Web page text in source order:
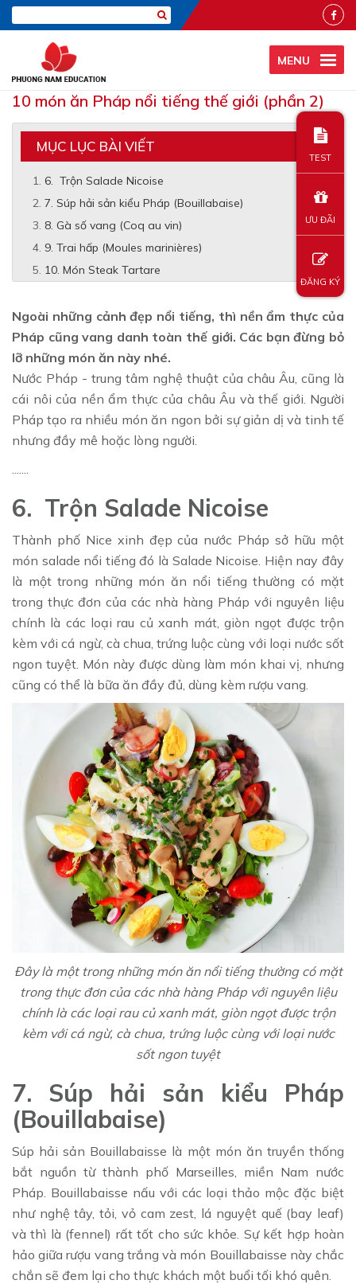
MENU
10 món ăn Pháp nổi tiếng thế giới (phần 2)
MỤC LỤC BÀI VIẾT
6. Trộn Salade Nicoise
7. Súp hải sản kiểu Pháp (Bouillabaise)
8. Gà số vang (Coq au vin)
9. Trai hấp (Moules marinières)
10. Món Steak Tartare
Ngoài những cảnh đẹp nổi tiếng, thì nền ẩm thực của
Pháp cũng vang danh toàn thế giới. Các bạn đừng bỏ
lỡ những món ăn này nhé.
Nước Pháp - trung tâm nghệ thuật của châu Âu, cũng là
cái nôi của nền ẩm thực của châu Âu và thế giới. Người
Pháp tạo ra nhiều món ăn ngon bởi sự giản dị và tinh tế
nhưng đầy mê hoặc lòng người.
.......
6. Trộn Salade Nicoise
Thành phố Nice xinh đẹp của nước Pháp sở hữu một
món salade nổi tiếng đó là Salade Nicoise. Hiện nay đây
là một trong những món ăn nổi tiếng thường có mặt
trong thực đơn của các nhà hàng Pháp với nguyên liệu
chính là các loại rau củ xanh mát, giòn ngọt được trộn
kèm với cá ngừ, cà chua, trứng luộc cùng với loại nước sốt
ngon tuyệt. Món này được dùng làm món khai vị, nhưng
cũng có thể là bữa ăn đầy đủ, dùng kèm rượu vang.
Đây là một trong những món ăn nổi tiếng thường có mặt
trong thực đơn của các nhà hàng Pháp với nguyên liệu
chính là các loại rau củ xanh mát, giòn ngọt được trộn
kèm với cá ngừ, cà chua, trứng luộc cùng với loại nước
sốt ngon tuyệt
7. Súp hải sản kiểu Pháp
(Bouillabaise)
Súp hải sản Bouillabaisse là một món ăn truyền thống
bắt nguồn từ thành phố Marseilles, miền Nam nước
Pháp. Bouillabaisse nấu với các loại thảo mộc đặc biệt
như nghệ tây, tỏi, vỏ cam zest, lá nguyệt quế (bay leaf)
và thì là (fennel) rất tốt cho sức khỏe. Sự kết hợp hoàn
hảo giữa rượu vang trắng và món Bouillabaisse này chắc
chắn sẽ đem lại cho thực khách một buổi tối khó quên.
TEST
ƯU ĐÃI
ĐĂNG KÝ